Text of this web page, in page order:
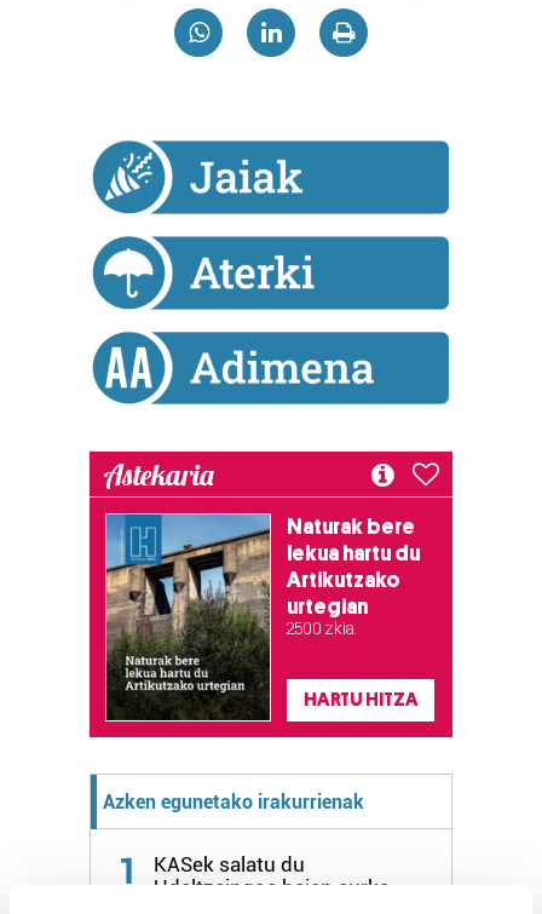
Astekaria
Naturak bere
lekua hartu du
Artikutzako
urtegian
2.500 zkia.
HARTU HITZA
Azken egunetako irakurrienak
1
KASek salatu du
Udaltzaingoa haien aurka